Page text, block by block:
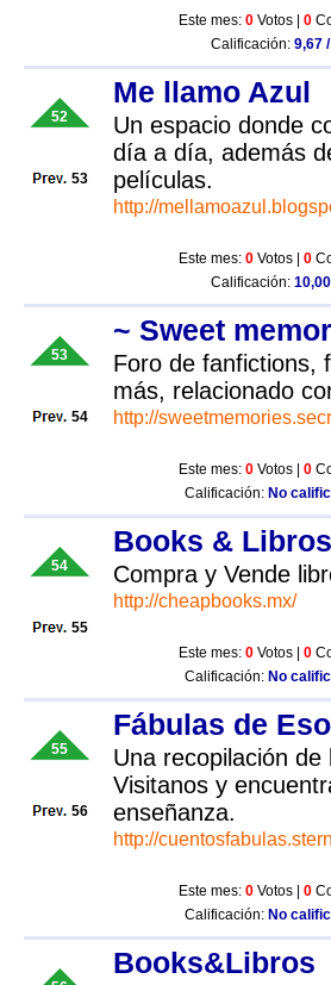
Este mes: 0 Votos | 0
Calificación: 9,67
52
53
Me llamo Azul
Un espacio donde
día a día, además
películas.
http://
Este mes: 0 Votos | 0
Calificación:
53
54
~ Sweet
Foro de fanfictions,
más, relacionado
http://
Este mes: 0 Votos | 0
Calificación: No
54
55
Books & Libros
Compra y Vende
http://cheapbooks.mx/
Este mes: 0 Votos | 0
Calificación: No
55
56
Fábulas de
Una recopilación
Visitanos y
enseñanza.
http://
Este mes: 0 Votos | 0
Calificación: No
Books&Libros